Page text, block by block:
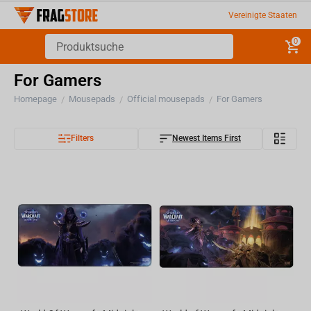
Vereinigte Staaten
0
For Gamers
Homepage / Mousepads / Official mousepads / For Gamers
Filters Newest Items First